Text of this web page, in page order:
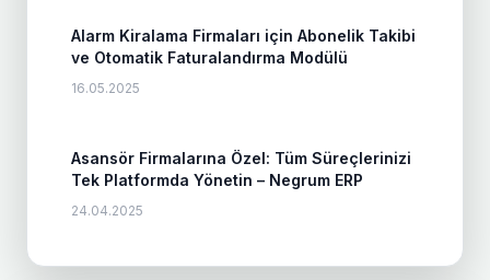
Alarm Kiralama Firmaları için Abonelik Takibi
ve Otomatik Faturalandırma Modülü
16.05.2025
Asansör Firmalarına Özel: Tüm Süreçlerinizi
Tek Platformda Yönetin – Negrum ERP
24.04.2025